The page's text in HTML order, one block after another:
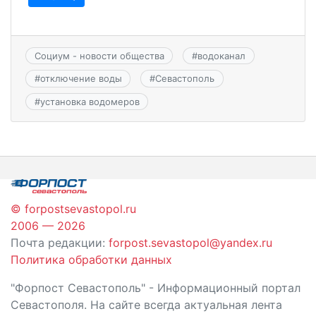
Социум - новости общества #водоканал
#отключение воды #Севастополь
#установка водомеров
© forpostsevastopol.ru
2006 — 2026
Почта редакции: forpost.sevastopol@yandex.ru
Политика обработки данных
"Форпост Севастополь" - Информационный портал
Севастополя. На сайте всегда актуальная лента